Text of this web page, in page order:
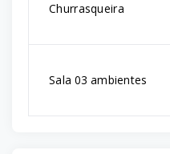
Churrasqueira
Sala 03 ambientes